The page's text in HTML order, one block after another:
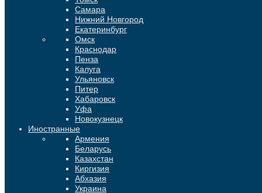
Самара
Нижний Новгород
Екатеринбург
Омск
Краснодар
Пенза
Калуга
Ульяновск
Питер
Хабаровск
Уфа
Новокузнецк
Иностранные
Армения
Беларусь
Казахстан
Киргизия
Абхазия
Украина